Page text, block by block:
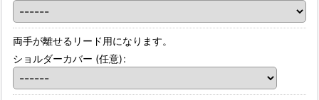
両手が離せるリード用になります。
ショルダーカバー (任意):